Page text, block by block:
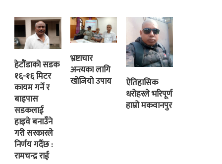
हेटौंडाको सडक
१६-१६ मिटर
कायम गर्ने र
बाइपास
सडकलाई
हाइवे बनाउँने
गरी सरकारले
निर्णय गर्दैछ :
रामचन्द्र राई
भ्रष्टाचार
अन्त्यका लागि
खोजियो उपाय
ऐतिहासिक
धरोहरले भरिपूर्ण
हाम्रो मकवानपुर